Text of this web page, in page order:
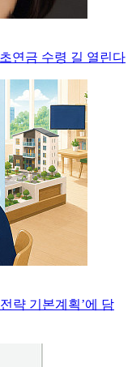
연금 수령 길 열린다
략 기본계획’에 담